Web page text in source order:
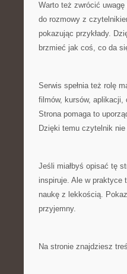
Warto też zwrócić
do rozmowy z
pokazując przykłady.
brzmieć jak coś, co da
Serwis spełnia też rolę
filmów, kursów,
Strona pomaga to
Dzięki temu czytelnik
Jeśli miałbyś opisać tę
inspiruje. Ale w praktyce
naukę z lekkością.
przyjemny.
Na stronie znajdziesz